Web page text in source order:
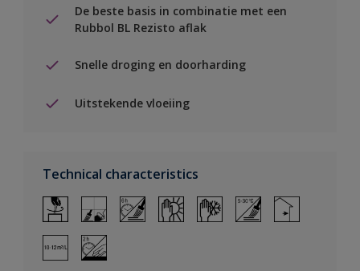
De beste basis in combinatie met een
Rubbol BL Rezisto aflak
Snelle droging en doorharding
Uitstekende vloeiing
Technical characteristics